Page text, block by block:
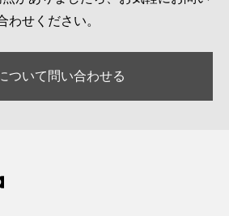
わせください。
ついて問い合わせる